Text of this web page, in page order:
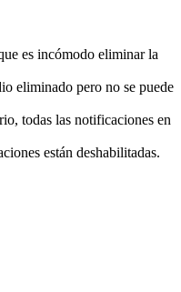
es incómodo eliminar la
eliminado pero no se puede
todas las notificaciones en
están deshabilitadas.